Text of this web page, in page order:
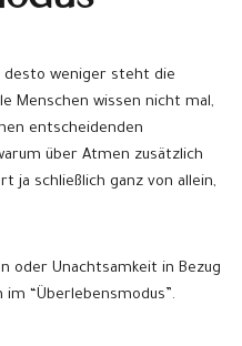
desto weniger steht die
Menschen wissen nicht mal,
entscheidenden
über Atmen zusätzlich
ja schließlich ganz von allein,
oder Unachtsamkeit in Bezug
“Überlebensmodus”.